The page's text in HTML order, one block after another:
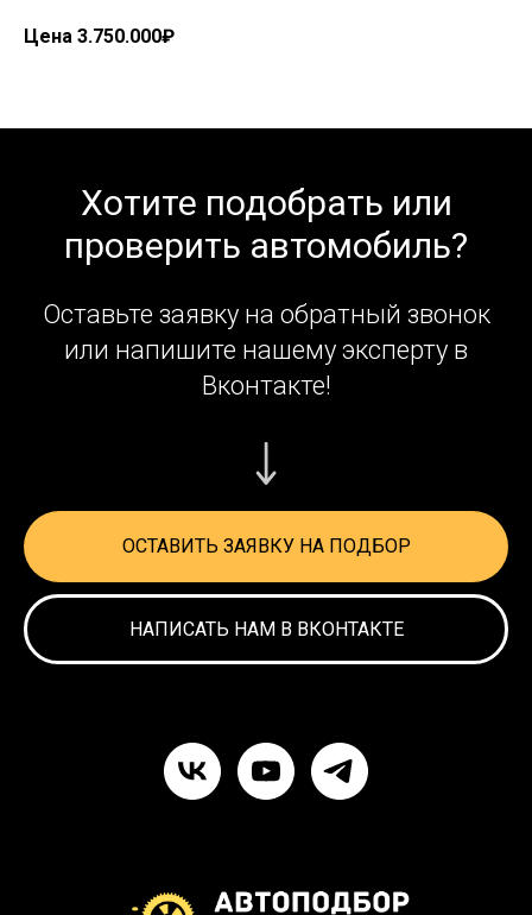
Цена 3.750.000₽
Хотите подобрать или
проверить автомобиль?
Оставьте заявку на обратный звонок
или напишите нашему эксперту в
Вконтакте!
ОСТАВИТЬ ЗАЯВКУ НА ПОДБОР
НАПИСАТЬ НАМ В ВКОНТАКТЕ